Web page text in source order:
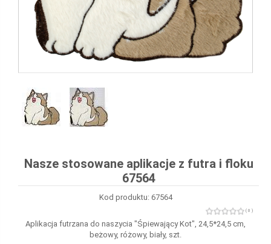
Nasze stosowane aplikacje z futra i floku
67564
Kod produktu: 67564
( 0 )
Aplikacja futrzana do naszycia "Śpiewający Kot", 24,5*24,5 cm,
beżowy, różowy, biały, szt.